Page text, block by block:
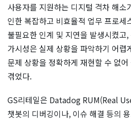
사용자를 지원하는 디지털 격차 해소
인한 복잡하고 비효율적 업무 프로세
불필요한 인계 및 지연을 발생시켰고
가시성은 실제 상황을 파악하기 어렵
문제 상황을 정확하게 재현할 수 없
겪었다.
GS리테일은 Datadog RUM(Real
챗봇의 디버깅이나, 이슈 해결 등의